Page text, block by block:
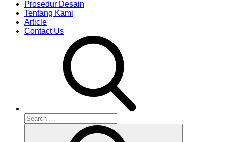
Prosedur Desain
Tentang Kami
Article
Contact Us
Search
for: